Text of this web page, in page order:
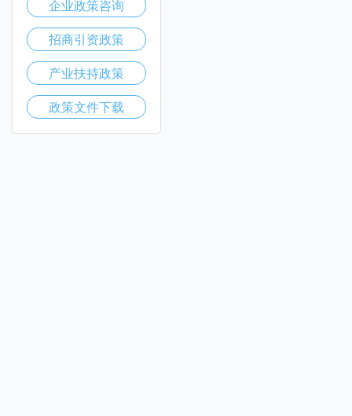
企业政策咨询
招商引资政策
产业扶持政策
政策文件下载